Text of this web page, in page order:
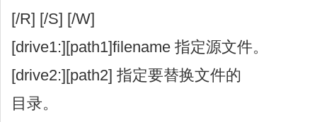
[/R] [/S] [/W]
[drive1:][path1]filename 指定源文件。
[drive2:][path2] 指定要替换文件的
目录。